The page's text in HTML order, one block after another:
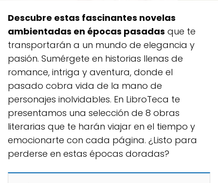
Descubre estas fascinantes novelas
ambientadas en épocas pasadas que te
transportarán a un mundo de elegancia y
pasión. Sumérgete en historias llenas de
romance, intriga y aventura, donde el
pasado cobra vida de la mano de
personajes inolvidables. En LibroTeca te
presentamos una selección de 8 obras
literarias que te harán viajar en el tiempo y
emocionarte con cada página. ¿Listo para
perderse en estas épocas doradas?